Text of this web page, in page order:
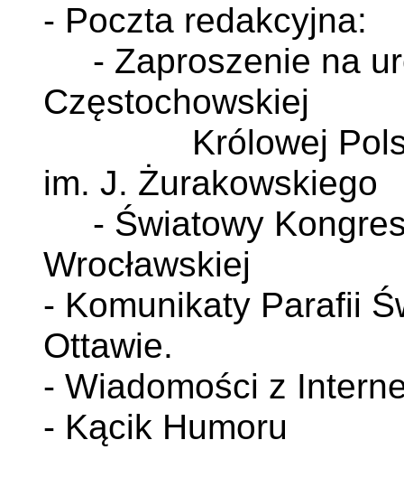
- Poczta redakcyjna:
- Zaproszenie na
Częstochowskiej
Królowej Polski
im. J. Żurakowskiego
- Światowy
Wrocławskiej
- Komunikaty Parafii
Ottawie.
- Wiadomości z
- Kącik Humoru